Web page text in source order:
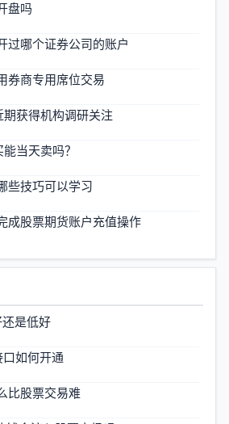
盘吗
过哪个证券公司的账户
券商专用席位交易
获得机构调研关注
当天卖吗？
些技巧可以学习
成股票期货账户充值操作
是低好
口如何开通
比股票交易难